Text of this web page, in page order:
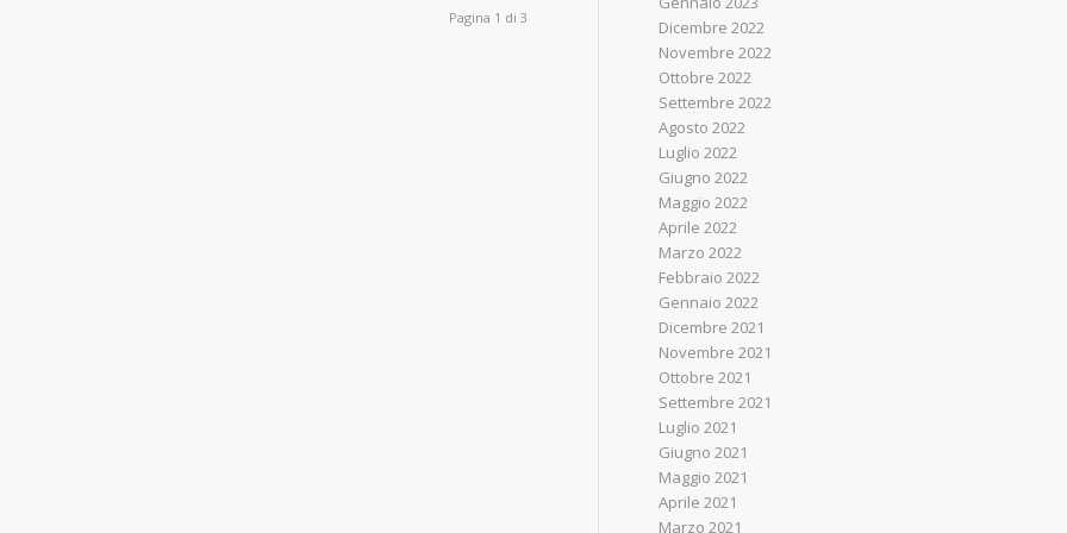
Pagina 1 di 3
Dicembre 2022
Novembre 2022
Ottobre 2022
Settembre 2022
Agosto 2022
Luglio 2022
Giugno 2022
Maggio 2022
Aprile 2022
Marzo 2022
Febbraio 2022
Gennaio 2022
Dicembre 2021
Novembre 2021
Ottobre 2021
Settembre 2021
Luglio 2021
Giugno 2021
Maggio 2021
Aprile 2021
Marzo 2021